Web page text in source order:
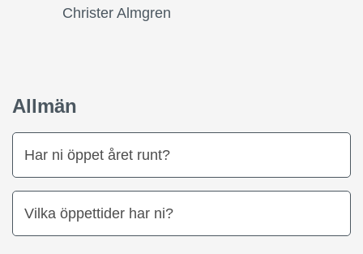
Christer Almgren
Allmän
Har ni öppet året runt?
Vilka öppettider har ni?